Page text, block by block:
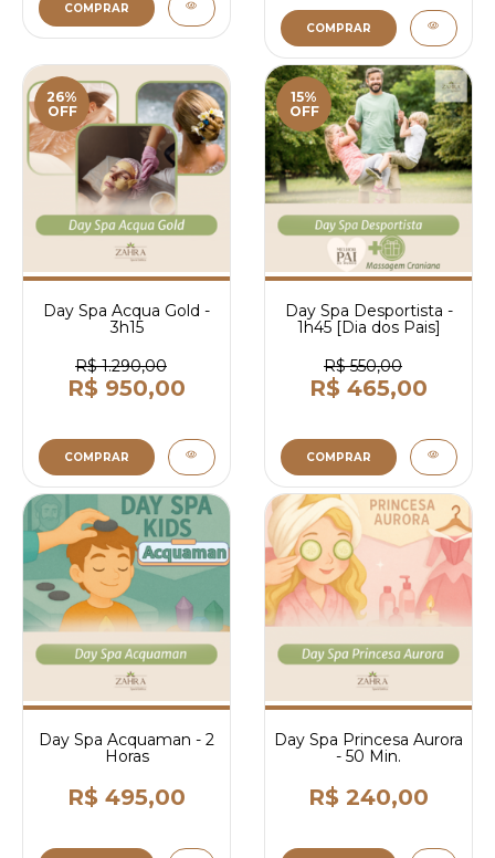
COMPRAR
COMPRAR
26%
OFF
Day Spa Acqua Gold -
3h15
R$ 1.290,00
R$ 950,00
COMPRAR
15%
OFF
Day Spa Desportista -
1h45 [Dia dos Pais]
R$ 550,00
R$ 465,00
COMPRAR
Day Spa Acquaman - 2
Horas
R$ 495,00
Day Spa Princesa Aurora
- 50 Min.
R$ 240,00